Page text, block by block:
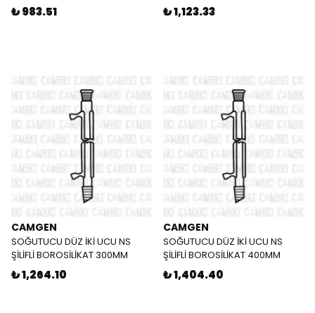
₺ 983.51 ₺ 1,123.33
CAMGEN
SOĞUTUCU DÜZ İKİ UCU NS
ŞİLİFLİ BOROSİLİKAT 300MM
₺ 1,264.10
CAMGEN
SOĞUTUCU DÜZ İKİ UCU NS
ŞİLİFLİ BOROSİLİKAT 400MM
₺ 1,404.40